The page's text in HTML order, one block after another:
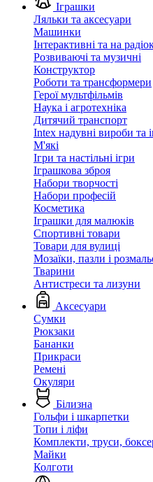
Іграшки
Ляльки та аксесуари
Машинки
Інтерактивні та на
Розвиваючі та музичні
Конструктор
Роботи та трансформери
Герої мультфільмів
Наука і агротехніка
Дитячий транспорт
Intex надувні вироби та
М'які
Ігри та настільні ігри
Іграшкова зброя
Набори творчості
Набори професій
Косметика
Іграшки для малюків
Спортивні товари
Товари для вулиці
Мозаїки, пазли і
Тварини
Антистреси та лизуни
Аксесуари
Сумки
Рюкзаки
Бананки
Прикраси
Ремені
Окуляри
Білизна
Гольфи і шкарпетки
Топи і ліфи
Комплекти, труси,
Майки
Колготи